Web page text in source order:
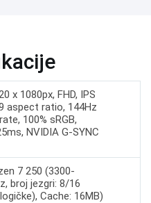
x 1080px, FHD, IPS
aspect ratio, 144Hz
100% sRGB,
NVIDIA G-SYNC
7 250 (3300-
broj jezgri: 8/16
Cache: 16MB)